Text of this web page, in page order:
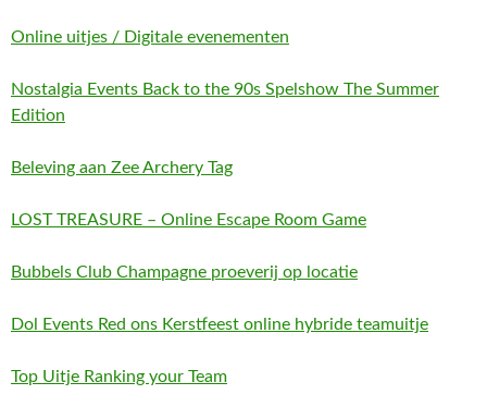
Online uitjes / Digitale evenementen
Nostalgia Events Back to the 90s Spelshow The Summer
Edition
Beleving aan Zee Archery Tag
LOST TREASURE – Online Escape Room Game
Bubbels Club Champagne proeverij op locatie
Dol Events Red ons Kerstfeest online hybride teamuitje
Top Uitje Ranking your Team